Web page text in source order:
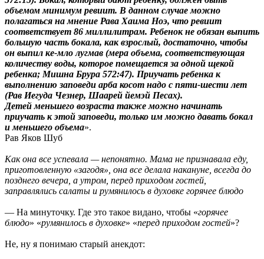
объемом минимум ревиит. В данном случае можно
полагаться на мнение Рава Хаима Ноэ, что ревиит
соответствует 86 миллилитрам. Ребенок не обязан выпить
большую часть бокала, как взрослый, достаточно, чтобы
он выпил ке-мло лугмав (мера объема, соответствующая
количеству воды, которое помещается за одной щекой
ребенка; Мишна Брура 572:47). Приучать ребенка к
выполнению заповеди арба косот надо с пяти-шести лет
(Рав Иегуда Чезнер, Шаарей йемэй Песах).
Детей меньшего возраста также можно начинать
приучать к этой заповеди, только им можно давать бокал
и меньшего объема».
Рав Яков Шуб
Как она все успевала — непонятно. Мама не признавала еду,
приготовленную «загодя», она все делала накануне, всегда до
позднего вечера, а утром, перед приходом гостей,
заправлялись салаты и румянилось в духовке горячее блюдо
— На минуточку. Где это такое видано, чтобы «горячее
блюдо» «румянилось в духовке» «перед приходом гостей»?
Не, ну я понимаю старый анекдот: